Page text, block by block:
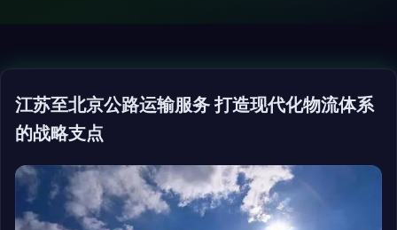
江苏至北京公路运输服务 打造现代化物流体系
的战略支点